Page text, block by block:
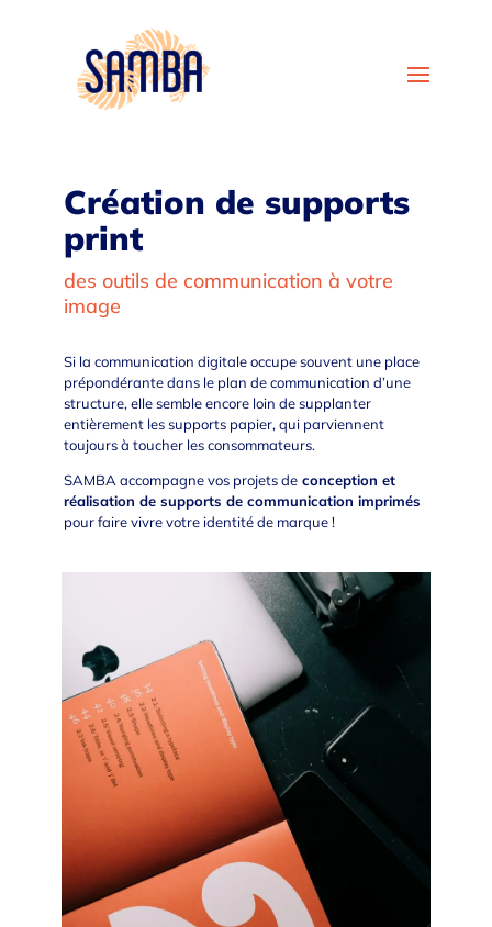
Création de supports
print
des outils de communication à votre
image
Si la communication digitale occupe souvent une place
prépondérante dans le plan de communication d’une
structure, elle semble encore loin de supplanter
entièrement les supports papier, qui parviennent
toujours à toucher les consommateurs.
SAMBA accompagne vos projets de conception et
réalisation de supports de communication imprimés
pour faire vivre votre identité de marque !